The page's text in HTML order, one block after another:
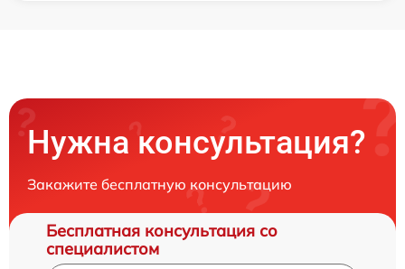
Нужна консультация?
Закажите бесплатную консультацию
Бесплатная консультация со
специалистом